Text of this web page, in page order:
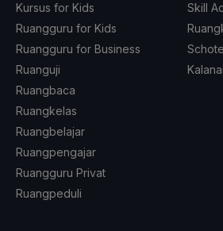
Kursus for Kids
Ruangguru for Kids
Ruangguru for Business
Ruanguji
Ruangbaca
Ruangkelas
Ruangbelajar
Ruangpengajar
Ruangguru Privat
Ruangpeduli
Skill